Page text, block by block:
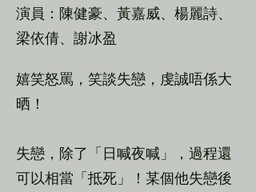
演員：陳健豪、黃嘉威、楊麗詩、
梁依倩、謝冰盈
嬉笑怒罵，笑談失戀，虔誠唔係大
晒！
失戀，除了「日喊夜喊」，過程還
可以相當「抵死」！某個他失戀後